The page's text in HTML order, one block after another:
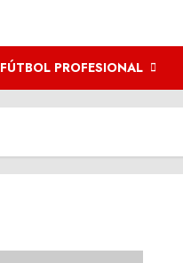
FÚTBOL PROFESIONAL